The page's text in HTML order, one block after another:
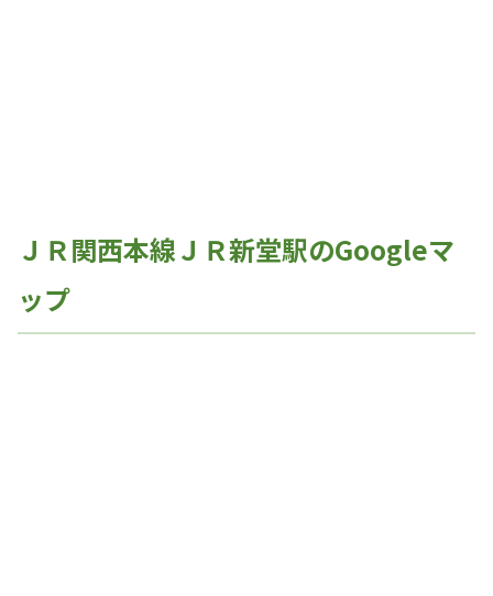
ＪＲ関西本線ＪＲ新堂駅のGoogleマ
ップ